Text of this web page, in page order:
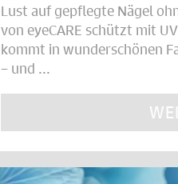
Lust auf gepflegte Nägel
von eyeCARE schützt mit
kommt in wunderschönen
– und ...